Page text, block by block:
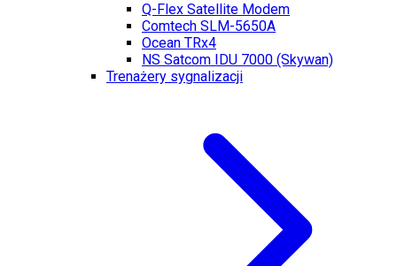
Q-Flex Satellite Modem
Comtech SLM-5650A
Ocean TRx4
NS Satcom IDU 7000 (Skywan)
Trenażery sygnalizacji